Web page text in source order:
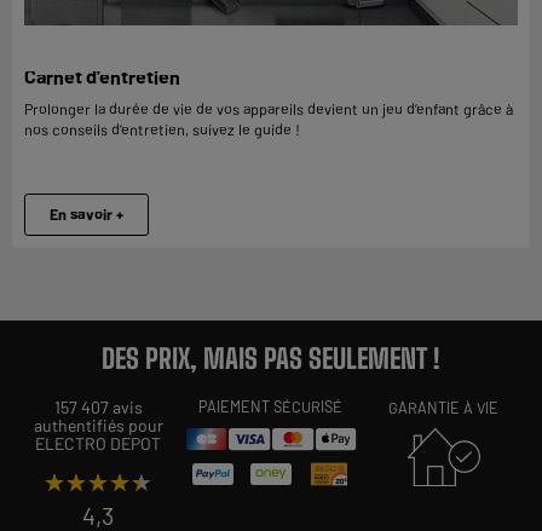
Carnet d'entretien
Prolonger la durée de vie de vos appareils devient un jeu d’enfant grâce à
nos conseils d’entretien, suivez le guide !
En savoir +
DES PRIX, MAIS PAS SEULEMENT !
157 407 avis
authentifiés pour
ELECTRO DEPOT
★★★★★
★★★★★
4,3
PAIEMENT SÉCURISÉ GARANTIE À VIE